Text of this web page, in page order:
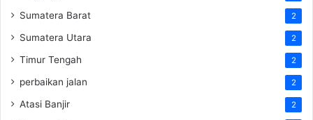
Sumatera Barat 2
Sumatera Utara 2
Timur Tengah 2
perbaikan jalan 2
Atasi Banjir 2